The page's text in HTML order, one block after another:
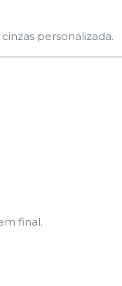
personalizada.
final.